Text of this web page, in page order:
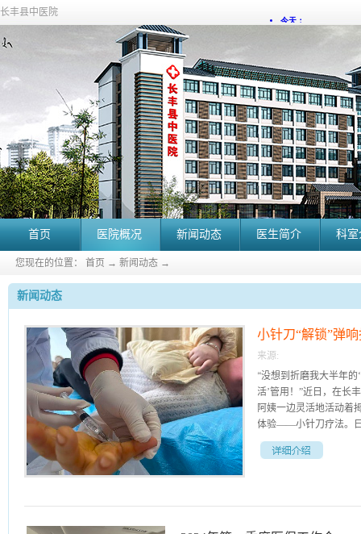
长丰县中医院
首页 医院概况 新闻动态 医生简介 科
您现在的位置： 首页 → 新闻动态 →
新闻动态
小针刀“解锁”弹
来源:
“没想到折磨我大半年
活’管用！”近日，在长
阿姨一边灵活地活动着
体验——小针刀疗法。
医学上称为屈指肌腱狭